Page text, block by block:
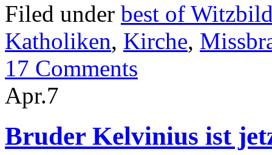
Filed under best of
Katholiken, Kirche,
17 Comments
Apr.7
Bruder Kelvinius ist